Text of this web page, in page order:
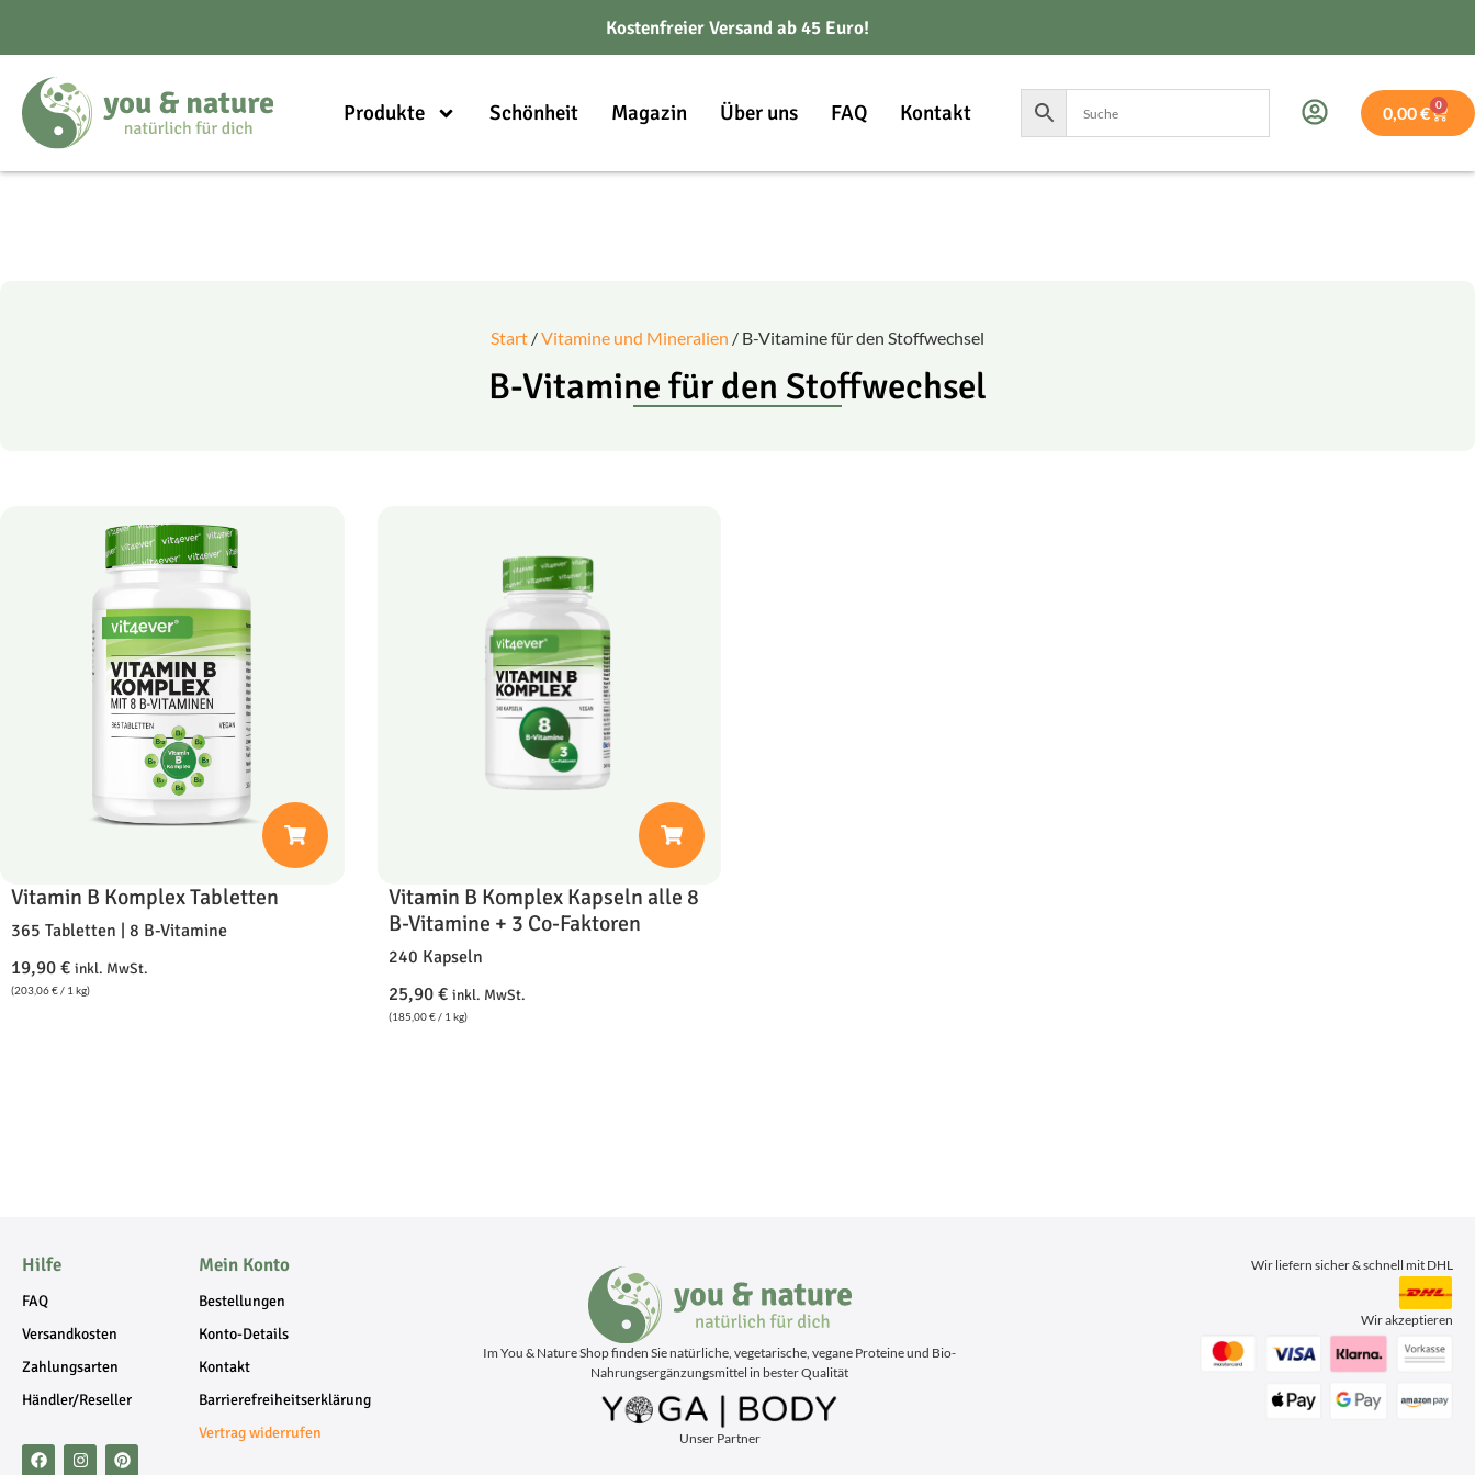
Kostenfreier Versand ab 45 Euro!
Produkte Schönheit Magazin Über uns FAQ Kontakt 0,00€ 0
Start /Vitamine und Mineralien / B-Vitamine für den Stoffwechsel
B-Vitamine für den Stoffwechsel
Vitamin B Komplex Tabletten
365 Tabletten | 8 B-Vitamine
19,90€ inkl. MwSt.
(203,06€/ 1 kg)
Vitamin B Komplex Kapseln alle 8
B-Vitamine + 3 Co-Faktoren
240 Kapseln
25,90€ inkl. MwSt.
(185,00€/ 1 kg)
Hilfe
FAQ
Versandkosten
Zahlungsarten
Händler/Reseller
Mein Konto
Bestellungen
Konto-Details
Kontakt
Barrierefreiheitserklärung
Vertrag widerrufen
Im You & Nature Shop finden Sie natürliche, vegetarische, vegane Proteine und Bio-
Nahrungsergänzungsmittel in bester Qualität
Unser Partner
Wir liefern sicher & schnell mit DHL
Wir akzeptieren